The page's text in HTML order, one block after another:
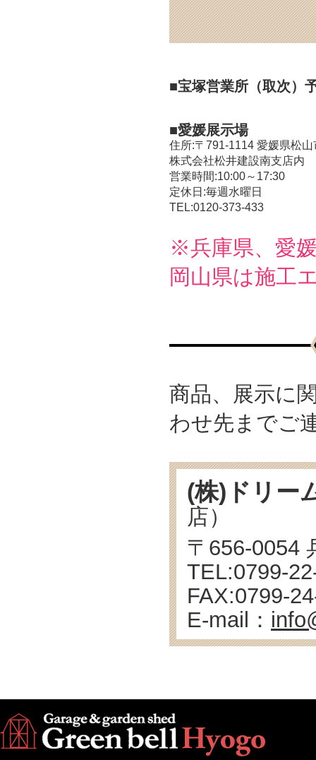
■宝塚営業所（取次）
■愛媛展示場
住所:〒791-1114 愛媛県松
株式会社松井建設南支店内
営業時間:10:00～17:30
定休日:毎週水曜日
TEL:0120-373-433
※兵庫県、愛
岡山県は施工
商品、展示に
わせ先までご
(株)ドリー
店）
〒656-0054
TEL:0799-
FAX:0799-
E-mail：